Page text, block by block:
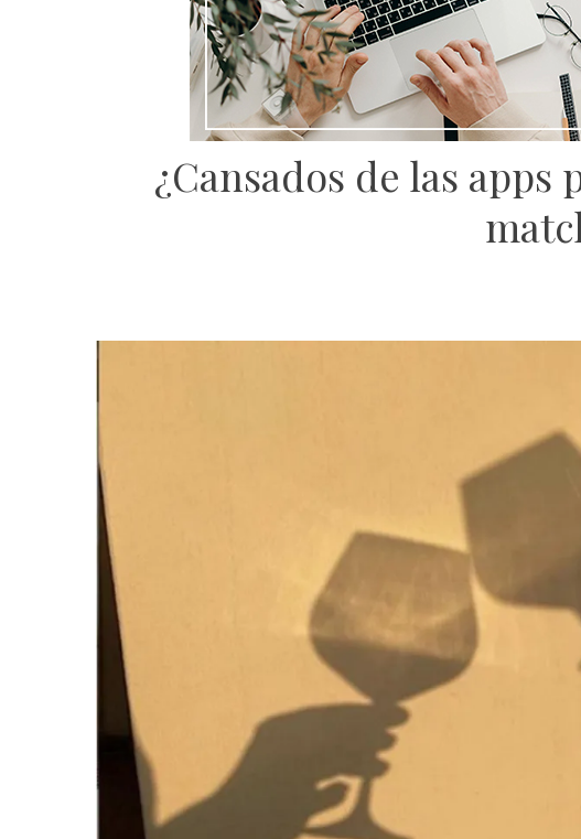
¿Cansados de las